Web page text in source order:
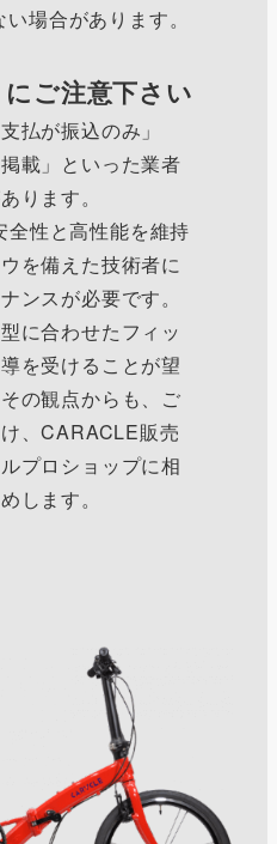
場合があります。
ご注意下さい
払が振込のみ」
載」といった業者
ります。
性と高性能を維持
を備えた技術者に
ンスが必要です。
に合わせたフィッ
を受けることが望
の観点からも、ご
、CARACLE販売
プロショップに相
します。